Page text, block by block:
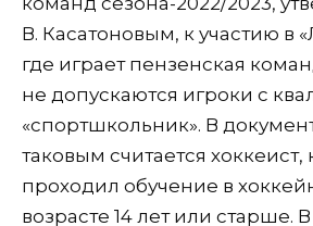
В. Касатоновым, к участию в
где играет пензенская
не допускаются игроки с
«спортшкольник». В
таковым считается хоккеист,
проходил обучение в
возрасте 14 лет или старше.